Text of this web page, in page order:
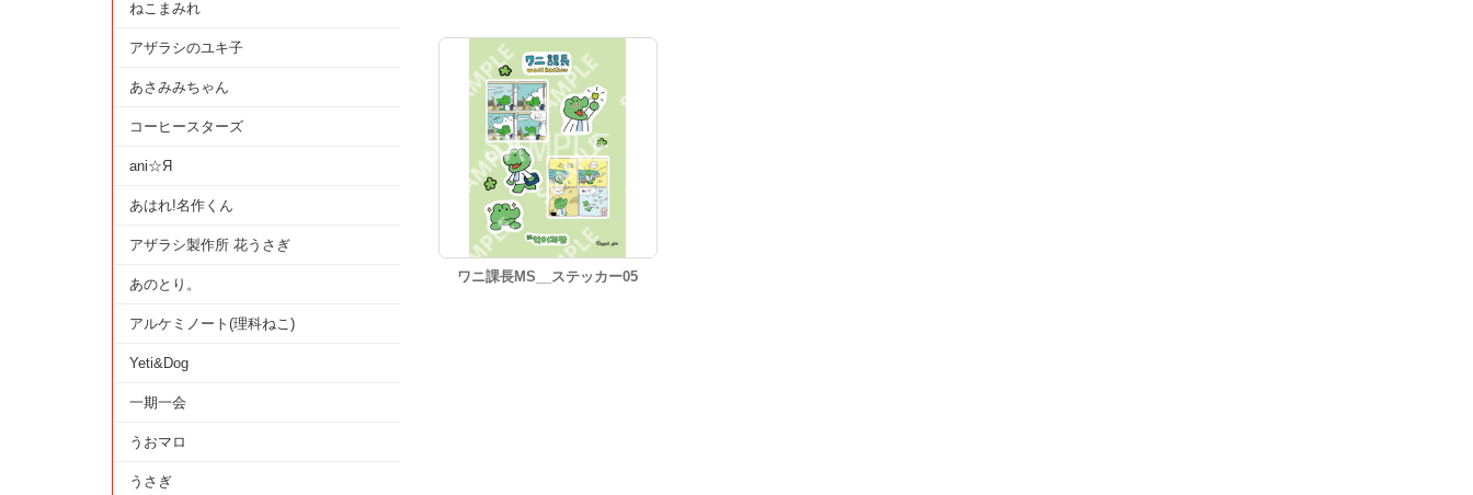
ワニ課長MS__ステッカー05
ねこまみれ
アザラシのユキ子
あさみみちゃん
コーヒースターズ
ani☆Я
あはれ!名作くん
アザラシ製作所 花うさぎ
あのとり。
アルケミノート(理科ねこ)
Yeti&Dog
一期一会
うおマロ
うさぎ